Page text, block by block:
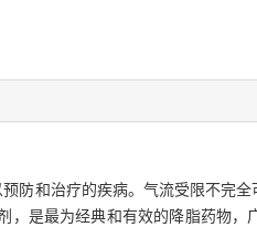
防和治疗的疾病。气流受限不完
是最为经典和有效的降脂药物